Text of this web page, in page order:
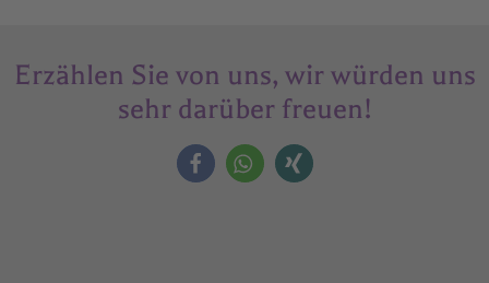
Erzählen Sie von uns, wir würden uns
sehr darüber freuen!